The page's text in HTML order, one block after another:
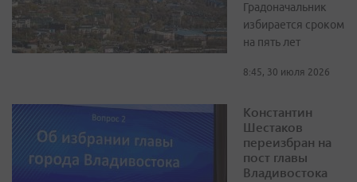
Градоначальник
избирается сроком
на пять лет
8:45, 30 июля 2026
Константин
Шестаков
переизбран на
пост главы
Владивостока